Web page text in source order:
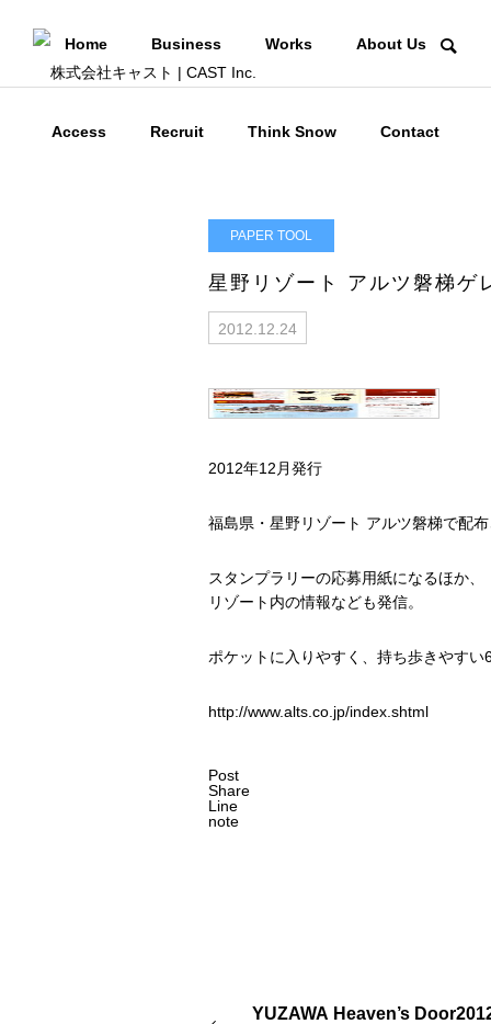
Home Business Works About Us
Access Recruit Think Snow Contact
PAPER TOOL
星野リゾート アルツ磐梯ゲ
2012.12.24
2012年12月発行
福島県・星野リゾート アルツ磐梯で配
スタンプラリーの応募用紙になるほか、
リゾート内の情報なども発信。
ポケットに入りやすく、持ち歩きやす
http://www.alts.co.jp/index.shtml
Post
Share
Line
note
YUZAWA Heaven’s